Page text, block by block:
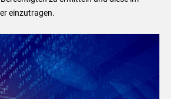
einzutragen.